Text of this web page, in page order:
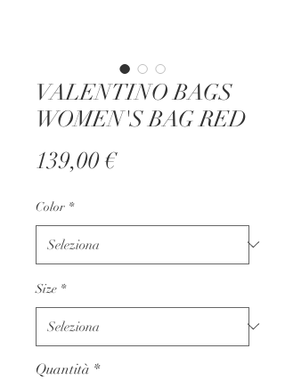
VALENTINO BAGS
WOMEN'S BAG RED
139,00 €Prezzo
Color *
Size *
Quantità *